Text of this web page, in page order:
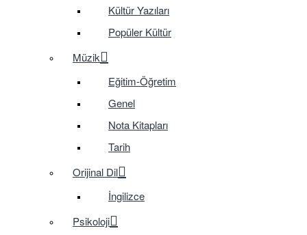
Kültür Yazıları
Popüler Kültür
Müzik
Eğitim-Öğretim
Genel
Nota Kitapları
Tarih
Orijinal Dil
İngilizce
Psikoloji